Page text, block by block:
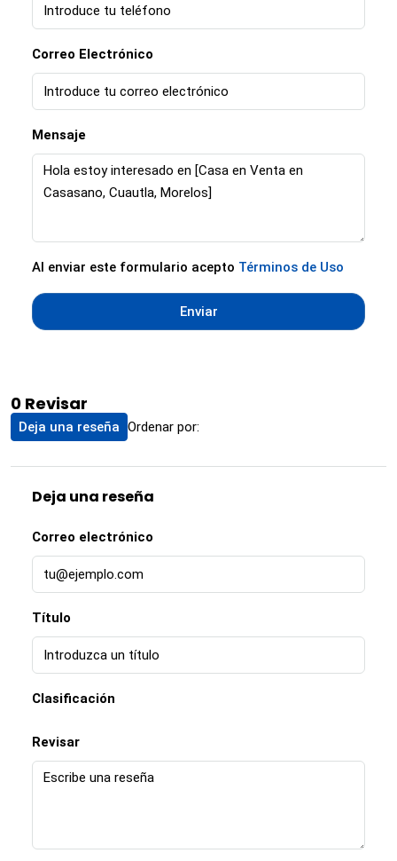
Correo Electrónico
Mensaje
Al enviar este formulario acepto Términos de Uso
Enviar
0 Revisar
Ordenar por:
Deja una reseña
Deja una reseña
Correo electrónico
Título
Clasificación
Revisar